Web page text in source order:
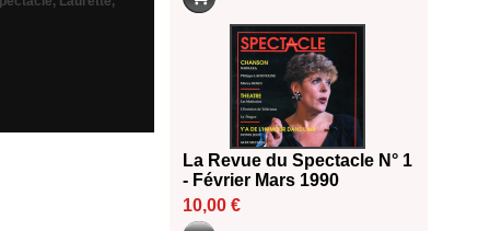
La Revue du Spectacle N° 1
- Février Mars 1990
10,00 €